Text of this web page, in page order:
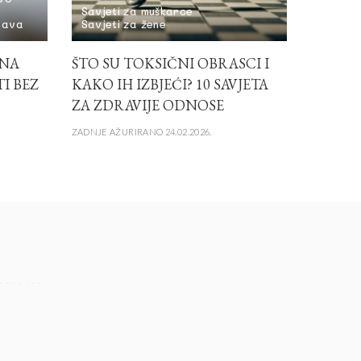
BEZ
Savjeti za muškarce
Savjeti za žene
ŠTO SU TOKSIČNI OBRASCI I
KAKO IH IZBJEĆI? 10 SAVJETA
ZA ZDRAVIJE ODNOSE
ZADNJE AŽURIRANO 24.02.2026.